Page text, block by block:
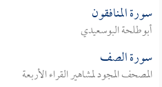
سورة المنافقون
أبوطلحة البوسعيدي
سورة الصف
المصحف المجود لمشاهير القراء الأربعة